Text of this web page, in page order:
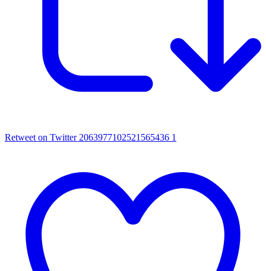
Retweet on Twitter 2063977102521565436 1